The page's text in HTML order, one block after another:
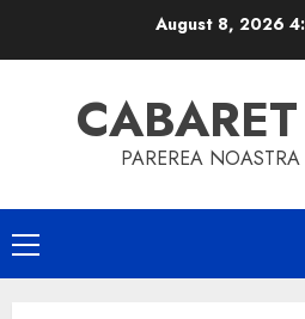
August 8, 2026
PAREREA
Primary
Menu